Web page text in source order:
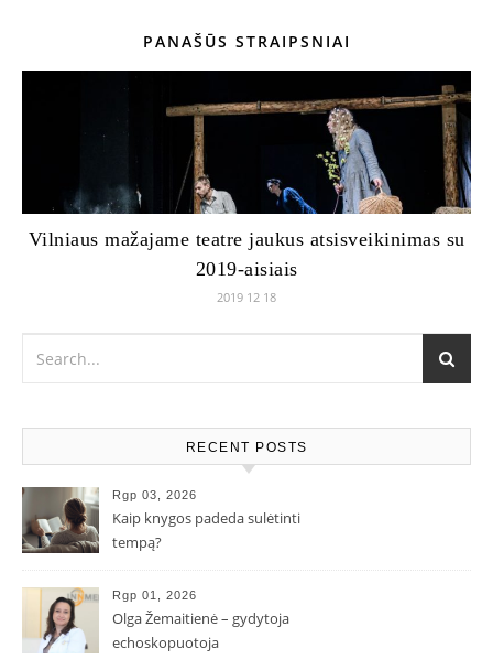
PANAŠŪS STRAIPSNIAI
Vilniaus mažajame teatre jaukus atsisveikinimas su
2019-aisiais
2019 12 18
RECENT POSTS
Rgp 03, 2026
Kaip knygos padeda sulėtinti
tempą?
Rgp 01, 2026
Olga Žemaitienė – gydytoja
echoskopuotoja